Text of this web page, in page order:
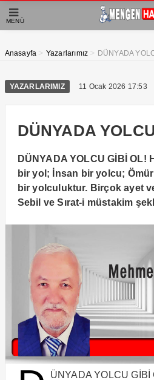
MENÜ
Anasayfa > Yazarlarımız > DÜNYADA
YAZARLARIMIZ 11 Ocak 2026 17:53
DÜNYADA
DÜNYADA YOLCU GİBİ OL!
bir yol; İnsan bir yolcu;
bir yolculuktur. Birçok ayet
Sebil ve Sırat-i müstakim
ÜNYADA YOLCU GİBİ